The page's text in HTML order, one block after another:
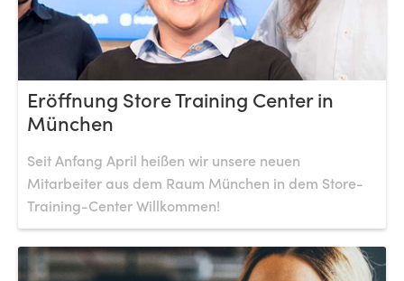
Eröffnung Store Training Center in
München
Seit Anfang April heißen wir unsere neuen
Mitarbeiter aus dem Raum München in dem Store-
Training-Center Willkommen!